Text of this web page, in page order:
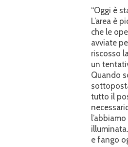
“Oggi è
L’area è
che le
avviate
riscosso
un
Quando
tutto il
e fango